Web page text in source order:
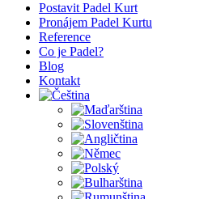
Postavit Padel Kurt
Pronájem Padel Kurtu
Reference
Co je Padel?
Blog
Kontakt